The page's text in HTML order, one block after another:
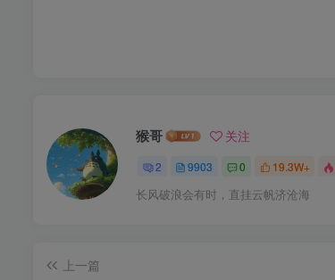
猴哥 关注
2 9903 0 19.3W+
长风破浪会有时，直挂云帆济沧海
上一篇